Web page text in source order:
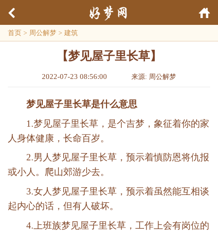
首页 > 周公解梦 > 建筑
【梦见屋子里长草】
2022-07-23 08:56:00 来源: 周公解梦
梦见屋子里长草是什么意思
1.梦见屋子里长草，是个吉梦，象征着你的家
人身体健康，长命百岁。
2.男人梦见屋子里长草，预示着慎防恩将仇报
或小人。爬山郊游少去。
3.女人梦见屋子里长草，预示着虽然能互相谈
起内心的话，但有人破坏。
4.上班族梦见屋子里长草，工作上会有岗位的